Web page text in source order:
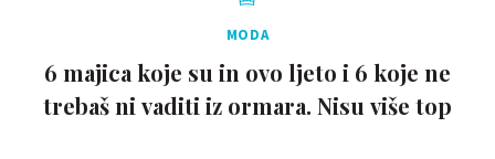
MODA
6 majica koje su in ovo ljeto i 6 koje ne
trebaš ni vaditi iz ormara. Nisu više top